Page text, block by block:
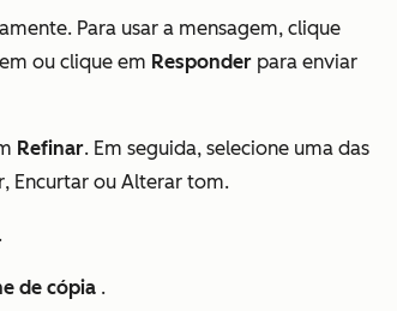
Para usar a mensagem, clique
ou clique em Responder para enviar
Refinar. Em seguida, selecione uma das
, Encurtar ou Alterar tom.
.
de cópia .